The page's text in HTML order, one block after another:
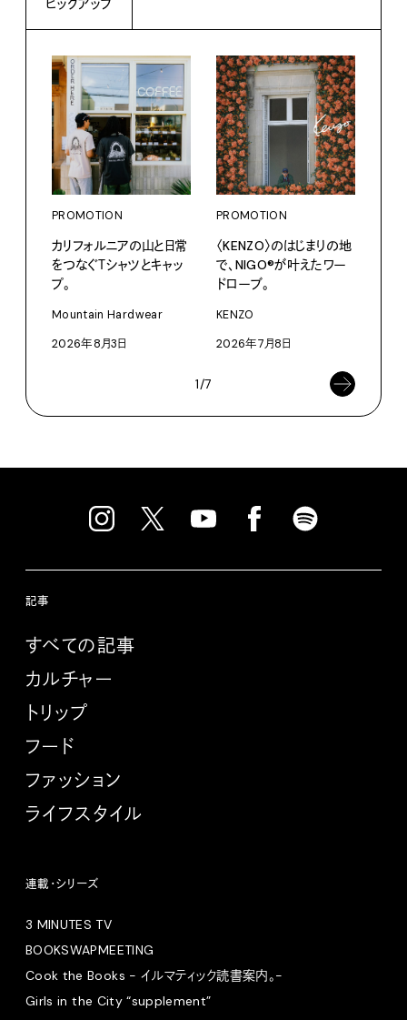
PROMOTION
カリフォルニアの山と日常
をつなぐＴシャツとキャッ
プ。
Mountain Hardwear
2026年8月3日
PROMOTION
〈KENZO〉のはじまりの地
で、NIGO®が叶えたワー
ドローブ。
KENZO
2026年7月8日
1/7
記事
すべての記事
カルチャー
トリップ
フード
ファッション
ライフスタイル
連載・シリーズ
3 MINUTES TV
BOOKSWAPMEETING
Cook the Books - イルマティック読書案内。-
Girls in the City “supplement”